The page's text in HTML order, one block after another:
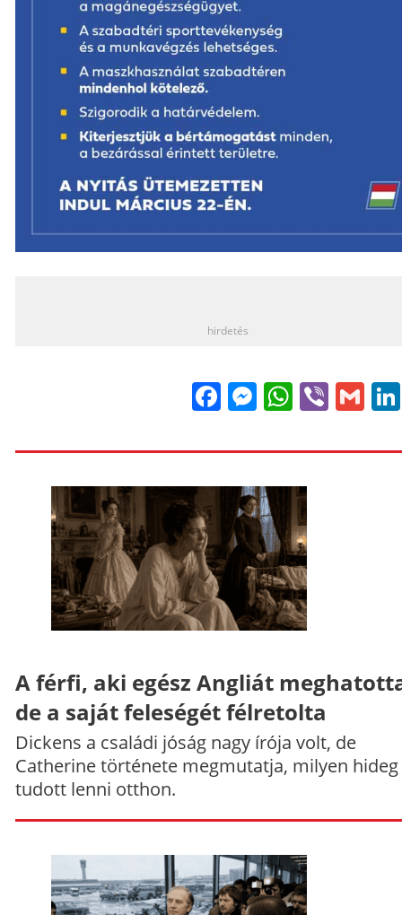
hirdetés
FacebookViber
A férfi, aki egész Angliát
de a saját feleségét félretolta
Dickens a családi jóság nagy írója volt, de
Catherine története megmutatja, milyen hideg
tudott lenni otthon.